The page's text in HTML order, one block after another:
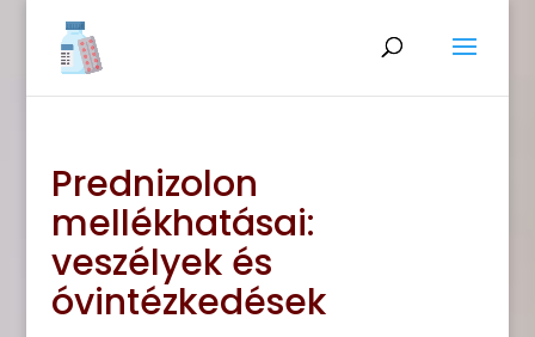
Prednizolon
mellékhatásai:
veszélyek és
óvintézkedések